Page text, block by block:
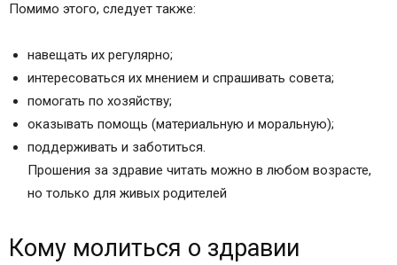
Помимо этого, следует также:
навещать их регулярно;
интересоваться их мнением и спрашивать совета;
помогать по хозяйству;
оказывать помощь (материальную и моральную);
поддерживать и заботиться.
Прошения за здравие читать можно в любом возрасте,
но только для живых родителей
Кому молиться о здравии